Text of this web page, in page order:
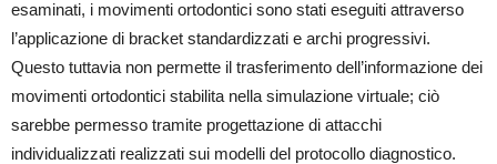
esaminati, i movimenti ortodontici sono stati eseguiti attraverso
l’applicazione di bracket standardizzati e archi progressivi.
Questo tuttavia non permette il trasferimento dell’informazione dei
movimenti ortodontici stabilita nella simulazione virtuale; ciò
sarebbe permesso tramite progettazione di attacchi
individualizzati realizzati sui modelli del protocollo diagnostico.